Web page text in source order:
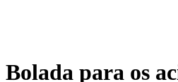
Bolada para os